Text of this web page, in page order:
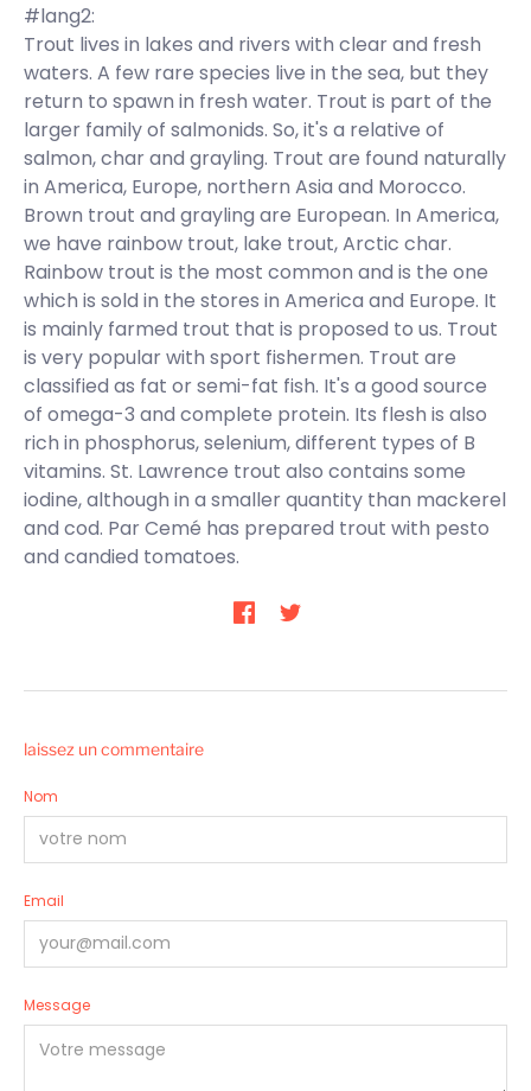
#lang2:
Trout lives in lakes and rivers with clear and fresh
waters. A few rare species live in the sea, but they
return to spawn in fresh water. Trout is part of the
larger family of salmonids. So, it's a relative of
salmon, char and grayling. Trout are found naturally
in America, Europe, northern Asia and Morocco.
Brown trout and grayling are European. In America,
we have rainbow trout, lake trout, Arctic char.
Rainbow trout is the most common and is the one
which is sold in the stores in America and Europe. It
is mainly farmed trout that is proposed to us. Trout
is very popular with sport fishermen. Trout are
classified as fat or semi-fat fish. It's a good source
of omega-3 and complete protein. Its flesh is also
rich in phosphorus, selenium, different types of B
vitamins. St. Lawrence trout also contains some
iodine, although in a smaller quantity than mackerel
and cod. Par Cemé has prepared trout with pesto
and candied tomatoes.
laissez un commentaire
Nom
Email
Message